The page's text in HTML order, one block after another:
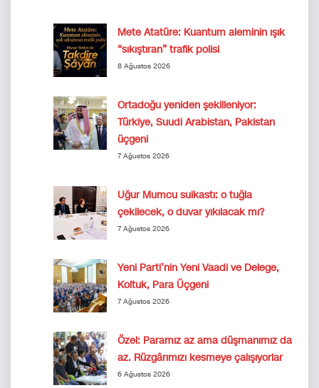
Mete Atatüre: Kuantum aleminin ışık
“sıkıştıran” trafik polisi
8 Ağustos 2026
Ortadoğu yeniden şekilleniyor:
Türkiye, Suudi Arabistan, Pakistan
üçgeni
7 Ağustos 2026
Uğur Mumcu suikastı: o tuğla
çekilecek, o duvar yıkılacak mı?
7 Ağustos 2026
Yeni Parti’nin Yeni Vaadi ve Delege,
Koltuk, Para Üçgeni
7 Ağustos 2026
Özel: Paramız az ama düşmanımız da
az. Rüzgârımızı kesmeye çalışıyorlar
6 Ağustos 2026